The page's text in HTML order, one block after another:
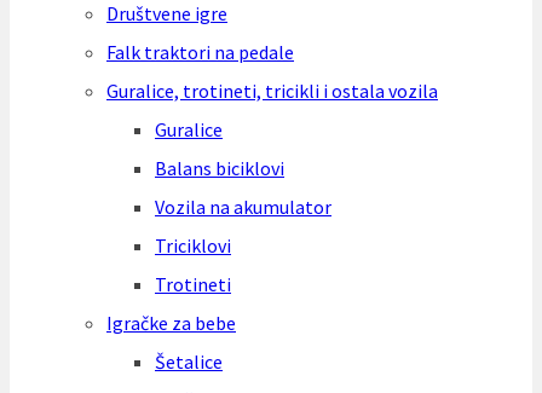
Društvene igre
Falk traktori na pedale
Guralice, trotineti, tricikli i ostala vozila
Guralice
Balans biciklovi
Vozila na akumulator
Triciklovi
Trotineti
Igračke za bebe
Šetalice